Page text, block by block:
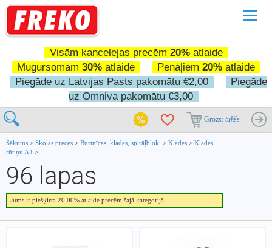
Visām kancelejas precēm 20%atlaide
Mugursomām 30% atlaide Penāļiem 20% atlaide
Piegāde uz Latvijas Pasts pakomātu €2,00
Piegāde
uz Omniva pakomātu €3,00
Grozs: tukšs
Sākums > Skolas preces > Burtnīcas, klades, spirāļbloki > Klades > Klades
rūtiņu A4 >
96 lapas
Jums ir piešķirta 20.00% atlaide precēm šajā kategorijā.